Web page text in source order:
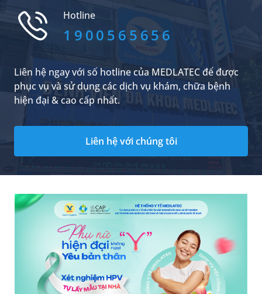
Hotline
1900565656
Liên hệ ngay với số hotline của MEDLATEC để được
phục vụ và sử dụng các dịch vụ khám, chữa bệnh
hiện đại & cao cấp nhất.
Liên hệ với chúng tôi